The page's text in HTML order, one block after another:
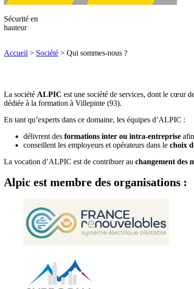
Sécurité en
hauteur
Accueil > Société > Qui sommes-nous ?
La société ALPIC est une société de services, dont le cœur
dédiée à la formation à Villepinte (93).
En tant qu’experts dans ce domaine, les équipes d’ALPIC :
délivrent des formations inter ou intra-entreprise
conseillent les employeurs et opérateurs dans le choix
La vocation d’ALPIC est de contribuer au changement des
Alpic est membre des organisations :